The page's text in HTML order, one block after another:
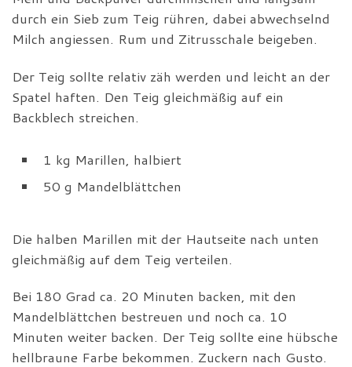
durch ein Sieb zum Teig rühren, dabei abwechselnd
Milch angiessen. Rum und Zitrusschale beigeben.
Der Teig sollte relativ zäh werden und leicht an der
Spatel haften. Den Teig gleichmäßig auf ein
Backblech streichen.
1 kg Marillen, halbiert
50 g Mandelblättchen
Die halben Marillen mit der Hautseite nach unten
gleichmäßig auf dem Teig verteilen.
Bei 180 Grad ca. 20 Minuten backen, mit den
Mandelblättchen bestreuen und noch ca. 10
Minuten weiter backen. Der Teig sollte eine hübsche
hellbraune Farbe bekommen. Zuckern nach Gusto.